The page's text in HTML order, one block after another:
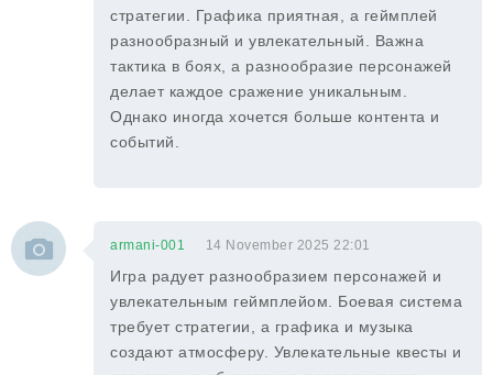
стратегии. Графика приятная, а геймплей
разнообразный и увлекательный. Важна
тактика в боях, а разнообразие персонажей
делает каждое сражение уникальным.
Однако иногда хочется больше контента и
событий.
armani-001 14 November 2025 22:01
Игра радует разнообразием персонажей и
увлекательным геймплейом. Боевая система
требует стратегии, а графика и музыка
создают атмосферу. Увлекательные квесты и